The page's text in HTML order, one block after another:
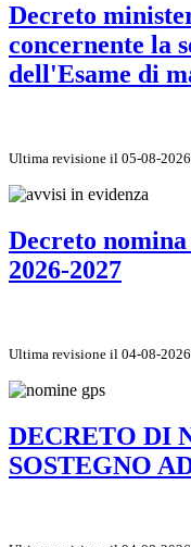
Decreto
concernente la
dell'Esame di
Ultima revisione il 05-08-2026
Decreto
2026-2027
Ultima revisione il 04-08-2026
DECRETO DI
SOSTEGNO